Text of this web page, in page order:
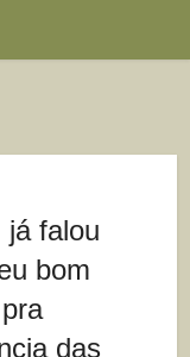
já falou
bom
das